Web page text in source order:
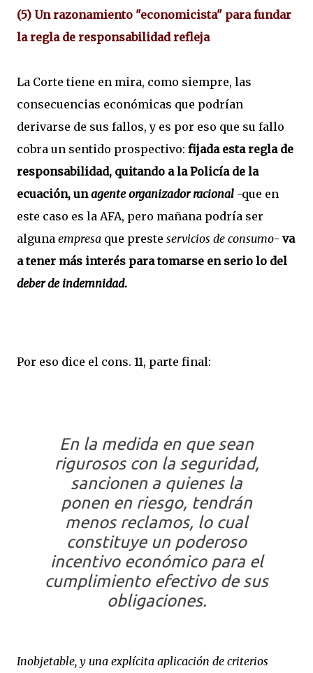
(5) Un razonamiento "economicista" para fundar
la regla de responsabilidad refleja
La Corte tiene en mira, como siempre, las
consecuencias económicas que podrían
derivarse de sus fallos, y es por eso que su fallo
cobra un sentido prospectivo: fijada esta regla de
responsabilidad, quitando a la Policía de la
ecuación, unagente organizador racional -que en
este caso es la AFA, pero mañana podría ser
alguna empresa que preste servicios de consumo- va
a tener más interés para tomarse en serio lo del
deber de indemnidad.
Por eso dice el cons. 11, parte final:
En la medida en que sean
rigurosos con la seguridad,
sancionen a quienes la
ponen en riesgo, tendrán
menos reclamos, lo cual
constituye un poderoso
incentivo económico para el
cumplimiento efectivo de sus
obligaciones.
Inobjetable, y una explícita aplicación de criterios